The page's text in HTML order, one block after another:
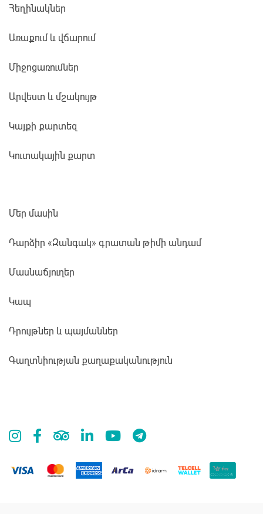
Հեղինակներ
Առաքում և վճարում
Միջոցառումներ
Արվեստ և մշակույթ
Կայքի քարտեզ
Կուտակային քարտ
Մեր մասին
Դարձիր «Զանգակ» գրատան թիմի անդամ
Մասնաճյուղեր
Կապ
Դրույթներ և պայմաններ
Գաղտնիության քաղաքականություն